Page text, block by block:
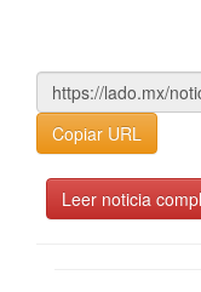
Copiar URL
Leer noticia